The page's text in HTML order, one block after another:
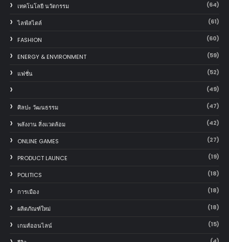
เทคโนโลยี นวัตกรรม (64)
ไลฟ์สไตล์ (61)
FASHION (60)
ENERGY & ENVIRONMENT (59)
แฟชั่น (52)
(49)
ศิลปะ วัฒนธรรม (47)
พลังงาน สิ่งแวดล้อม (42)
ONLINE GAMES (27)
PRODUCT LAUNCE (19)
POLITICS (18)
การเมือง (18)
ผลิตภัณฑ์ใหม่ (18)
เกมส์ออนไลน์ (15)